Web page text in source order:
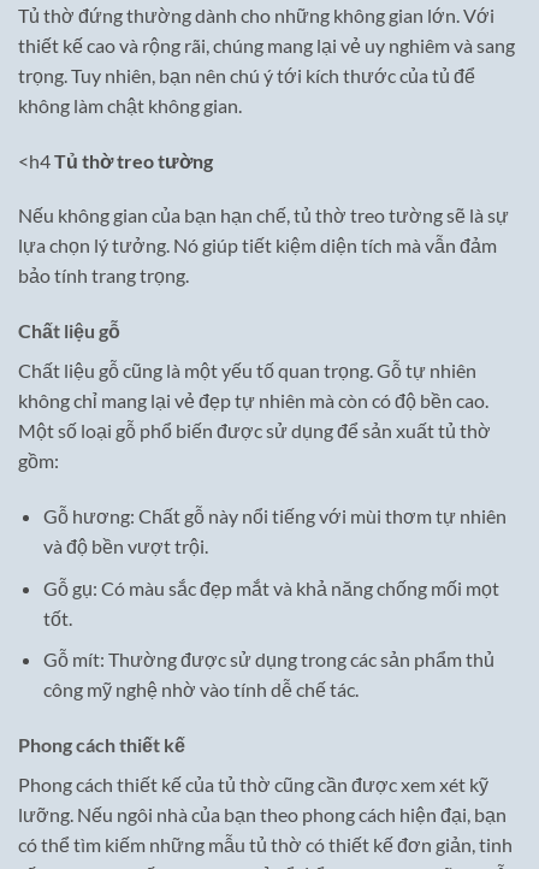
Tủ thờ đứng thường dành cho những không gian lớn. Với
thiết kế cao và rộng rãi, chúng mang lại vẻ uy nghiêm và sang
trọng. Tuy nhiên, bạn nên chú ý tới kích thước của tủ để
không làm chật không gian.
<h4Tủ thờ treo tường
Nếu không gian của bạn hạn chế, tủ thờ treo tường sẽ là sự
lựa chọn lý tưởng. Nó giúp tiết kiệm diện tích mà vẫn đảm
bảo tính trang trọng.
Chất liệu gỗ
Chất liệu gỗ cũng là một yếu tố quan trọng. Gỗ tự nhiên
không chỉ mang lại vẻ đẹp tự nhiên mà còn có độ bền cao.
Một số loại gỗ phổ biến được sử dụng để sản xuất tủ thờ
gồm:
Gỗ hương: Chất gỗ này nổi tiếng với mùi thơm tự nhiên
và độ bền vượt trội.
Gỗ gụ: Có màu sắc đẹp mắt và khả năng chống mối mọt
tốt.
Gỗ mít: Thường được sử dụng trong các sản phẩm thủ
công mỹ nghệ nhờ vào tính dễ chế tác.
Phong cách thiết kế
Phong cách thiết kế của tủ thờ cũng cần được xem xét kỹ
lưỡng. Nếu ngôi nhà của bạn theo phong cách hiện đại, bạn
có thể tìm kiếm những mẫu tủ thờ có thiết kế đơn giản, tinh